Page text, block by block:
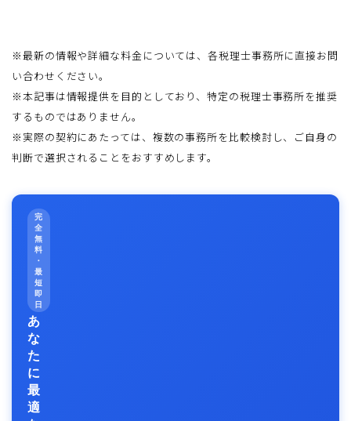
※最新の情報や詳細な料金については、各税理士事務所に直接お問
い合わせください。
※本記事は情報提供を目的としており、特定の税理士事務所を推奨
するものではありません。
※実際の契約にあたっては、複数の事務所を比較検討し、ご自身の
判断で選択されることをおすすめします。
完
全
無
料
・
最
短
即
日
あ
な
た
に
最
適